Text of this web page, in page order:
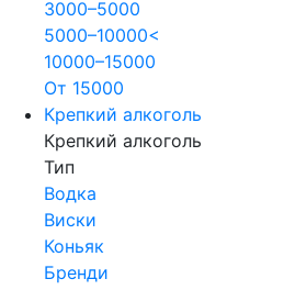
3000–5000
5000–10000<
10000–15000
От 15000
Крепкий алкоголь
Крепкий алкоголь
Тип
Водка
Виски
Коньяк
Бренди